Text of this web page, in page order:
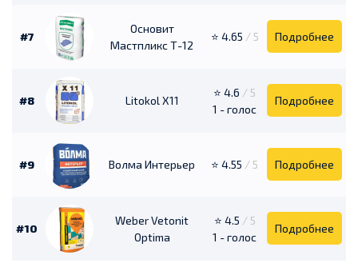
#7
Основит
Мастпликс Т-12
⭐ 4.65 / 5 Подробнее
#8 Litokol X11
⭐ 4.6 / 5
1 - голос
Подробнее
#9 Волма Интерьер ⭐ 4.55 / 5 Подробнее
#10
Weber Vetonit
Optima
⭐ 4.5 / 5
1 - голос
Подробнее